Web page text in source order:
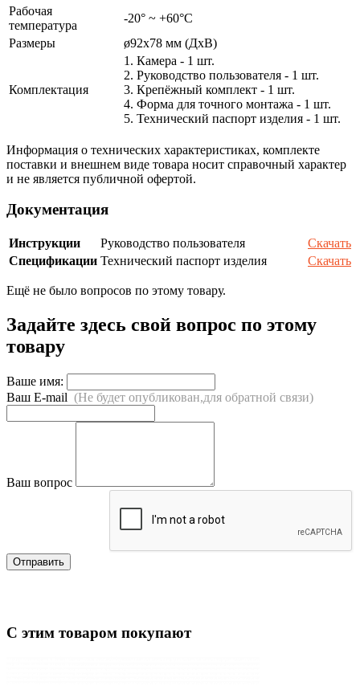
Рабочая
температура
-20° ~ +60°С
Размеры
ø92х78 мм (ДхВ)
Комплектация
1. Камера - 1 шт.
2. Руководство пользователя - 1 шт.
3. Крепёжный комплект - 1 шт.
4. Форма для точного монтажа - 1 шт.
5. Технический паспорт изделия - 1 шт.
Информация о технических характеристиках, комплекте
поставки и внешнем виде товара носит справочный характер
и не является публичной офертой.
Документация
Инструкции Руководство пользователя
Скачать
Спецификации Технический паспорт изделия Скачать
Ещё не было вопросов по этому товару.
Задайте здесь свой вопрос по этому
товару
Ваше имя:
Ваш E-mail (Не будет опубликован,для обратной связи)
Ваш вопрос
Отправить
С этим товаром покупают